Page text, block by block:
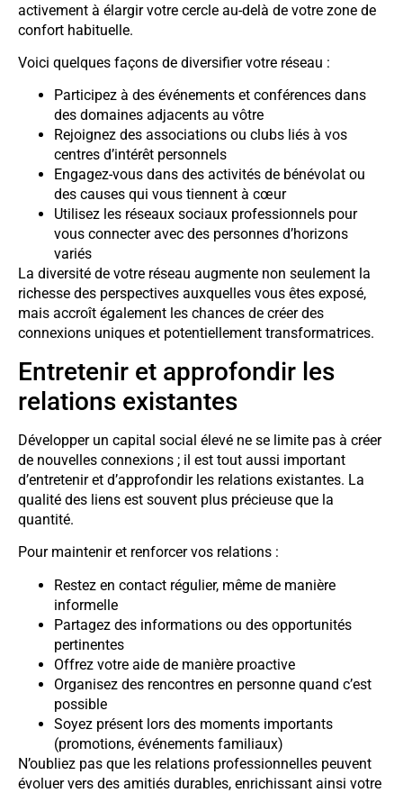
activement à élargir votre cercle au-delà de votre zone de
confort habituelle.
Voici quelques façons de diversifier votre réseau :
Participez à des événements et conférences dans
des domaines adjacents au vôtre
Rejoignez des associations ou clubs liés à vos
centres d’intérêt personnels
Engagez-vous dans des activités de bénévolat ou
des causes qui vous tiennent à cœur
Utilisez les réseaux sociaux professionnels pour
vous connecter avec des personnes d’horizons
variés
La diversité de votre réseau augmente non seulement la
richesse des perspectives auxquelles vous êtes exposé,
mais accroît également les chances de créer des
connexions uniques et potentiellement transformatrices.
Entretenir et approfondir les
relations existantes
Développer un capital social élevé ne se limite pas à créer
de nouvelles connexions ; il est tout aussi important
d’entretenir et d’approfondir les relations existantes. La
qualité des liens est souvent plus précieuse que la
quantité.
Pour maintenir et renforcer vos relations :
Restez en contact régulier, même de manière
informelle
Partagez des informations ou des opportunités
pertinentes
Offrez votre aide de manière proactive
Organisez des rencontres en personne quand c’est
possible
Soyez présent lors des moments importants
(promotions, événements familiaux)
N’oubliez pas que les relations professionnelles peuvent
évoluer vers des amitiés durables, enrichissant ainsi votre